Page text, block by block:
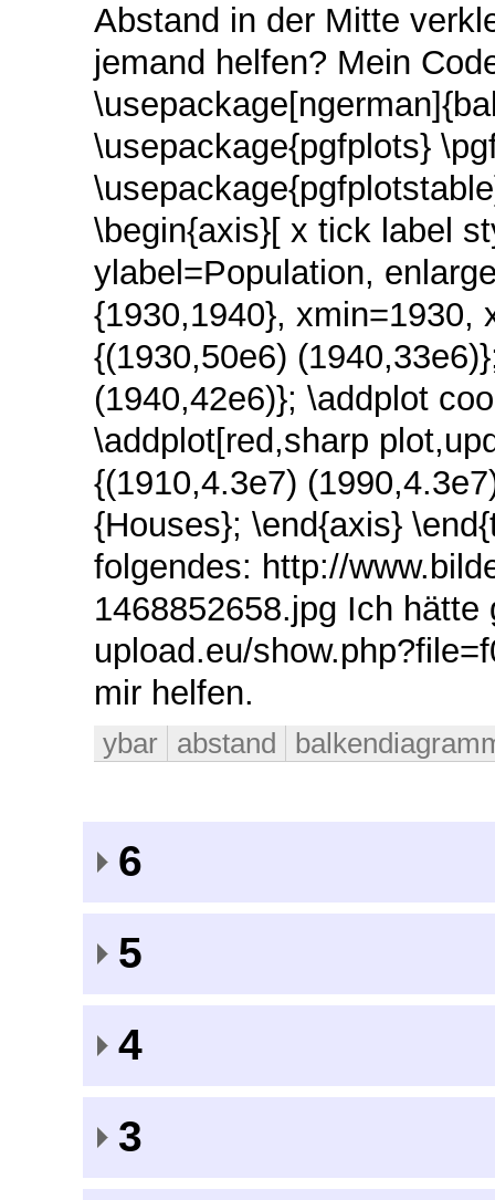
Abstand in der Mitte
jemand helfen? Mein
\usepackage{pgfplots}
\begin{axis}[ x tick label
ylabel=Population,
{1930,1940}, xmin=1930,
{(1930,50e6)
(1940,42e6)}; \addplot
\addplot[red,sharp
{(1910,4.3e7)
{Houses}; \end{axis}
folgendes: http://
1468852658.jpg Ich
upload.eu/
mir helfen.
ybar abstand
6
5
4
3